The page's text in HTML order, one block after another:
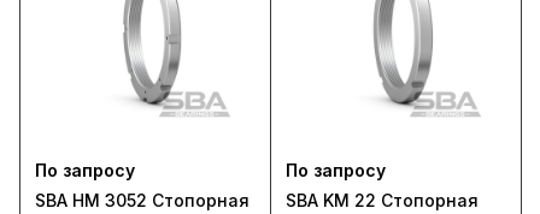
По запросу
SBA HM 3052 Стопорная
По запросу
SBA KM 22 Стопорная